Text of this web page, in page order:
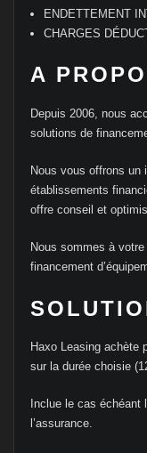
ENDETTEMENT
CHARGES
A
Depuis 2006, nous
solutions de
Nous vous offrons un
établissements
offre conseil et
Nous sommes à
financement
Haxo Leasing achète
sur la durée choisie
Inclue le cas échéant
l’assurance.